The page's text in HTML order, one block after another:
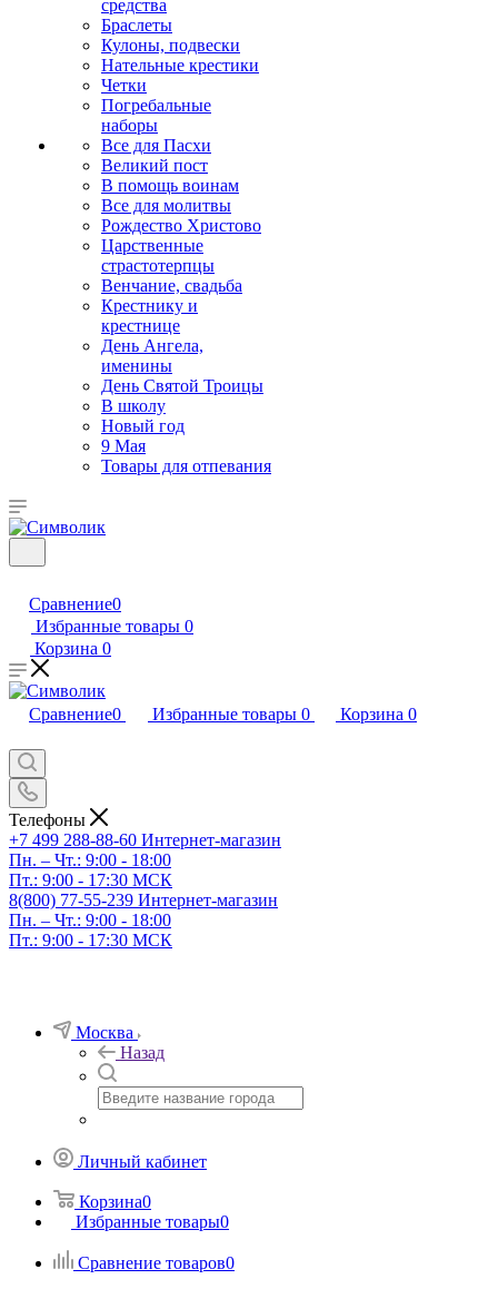
средства
Браслеты
Кулоны, подвески
Нательные крестики
Четки
Погребальные
наборы
Все для Пасхи
Великий пост
В помощь воинам
Все для молитвы
Рождество Христово
Царственные
страстотерпцы
Венчание, свадьба
Крестнику и
крестнице
День Ангела,
именины
День Святой Троицы
В школу
Новый год
9 Мая
Товары для отпевания
Сравнение0
Избранные товары 0
Корзина 0
Сравнение0 Избранные товары 0 Корзина 0
Телефоны
+7 499 288-88-60 Интернет-магазин
Пн. – Чт.: 9:00 - 18:00
Пт.: 9:00 - 17:30 МСК
8(800) 77-55-239 Интернет-магазин
Пн. – Чт.: 9:00 - 18:00
Пт.: 9:00 - 17:30 МСК
Москва
Назад
Личный кабинет
Корзина0
Избранные товары0
Сравнение товаров0